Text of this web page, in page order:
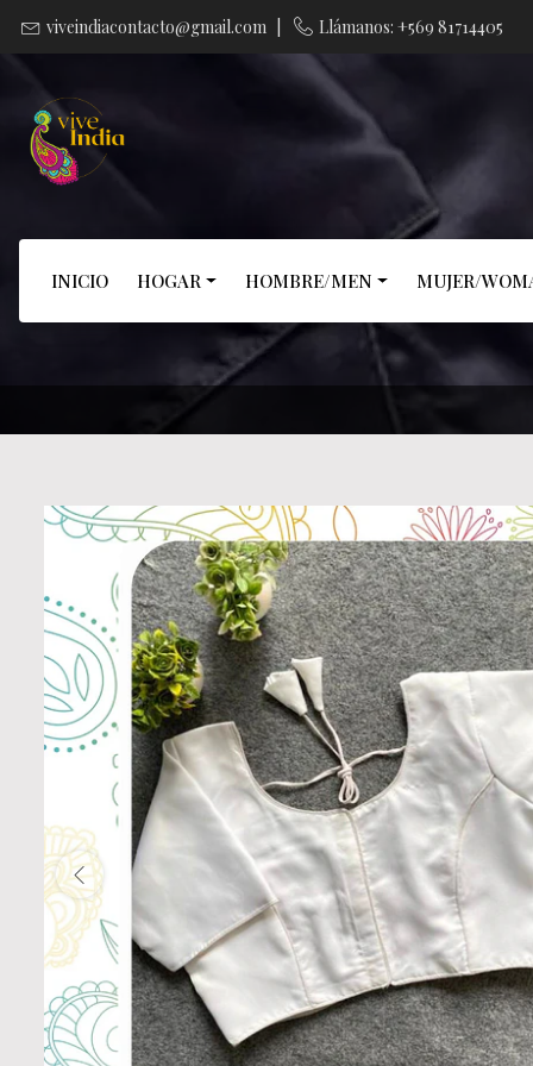
viveindiacontacto@gmail.com Llámanos: +569 81714405
INICIO HOGAR HOMBRE/MEN MUJER/